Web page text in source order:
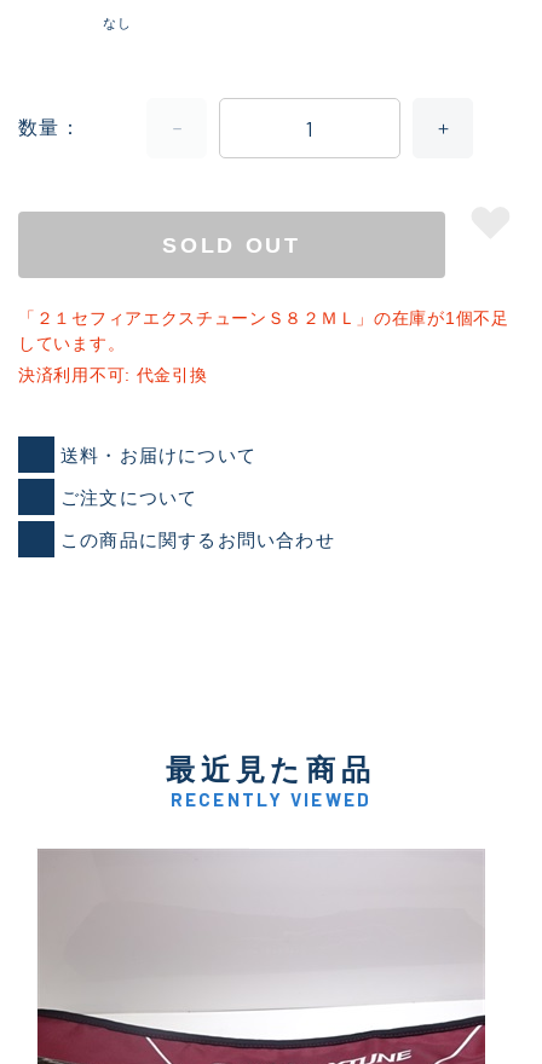
なし
数量
SOLD OUT
「２１セフィアエクスチューンＳ８２ＭＬ」の在庫が1個不足
しています。
決済利用不可: 代金引換
送料・お届けについて
ご注文について
この商品に関するお問い合わせ
最近見た商品
RECENTLY VIEWED